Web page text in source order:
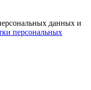
данных и
персональных